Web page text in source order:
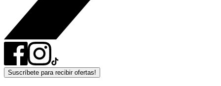
Suscríbete para recibir ofertas!